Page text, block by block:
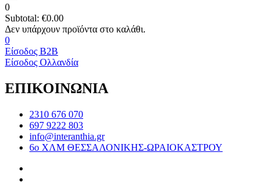
0
Subtotal: €0.00
0
Είσοδος B2B
Είσοδος Ολλανδία
ΕΠΙΚΟΙΝΩΝΙΑ
2310 676 070
697 9222 803
info@interanthia.gr
6ο ΧΛΜ ΘΕΣΣΑΛΟΝΙΚΗΣ-ΩΡΑΙΟΚΑΣΤΡΟΥ